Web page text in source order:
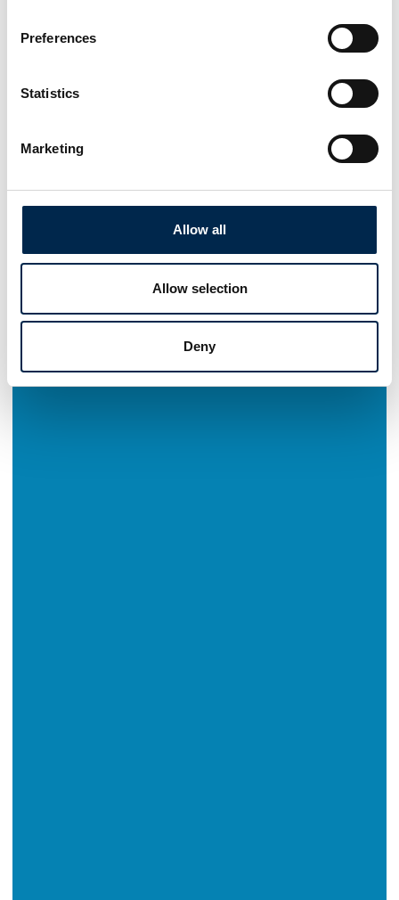
Preferences
Statistics
Marketing
Allow all
Allow selection
Deny